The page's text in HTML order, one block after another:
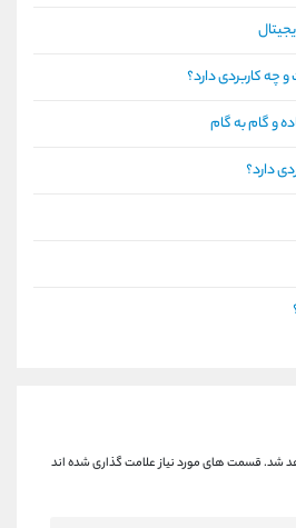
و گام به گام
دارد؟
شد.قسمت های مورد نیاز علامت گذاری شده اند